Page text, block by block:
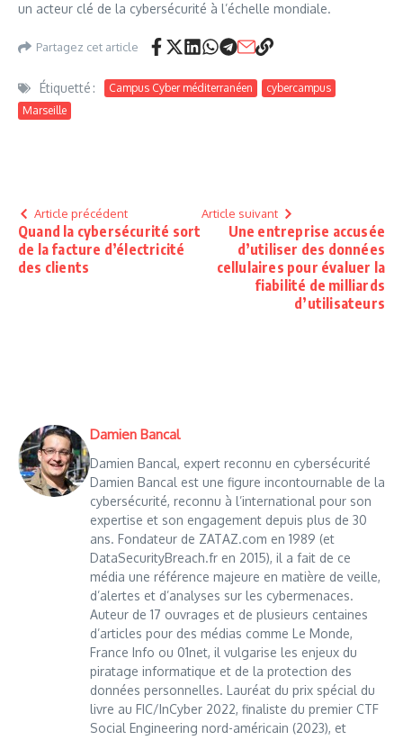
un acteur clé de la cybersécurité à l’échelle mondiale.
Partagez cet article
Étiquetté : Campus Cyber méditerranéen
cybercampus
Marseille
Article précédent
Quand la cybersécurité sort
de la facture d’électricité
des clients
Article suivant
Une entreprise accusée
d’utiliser des données
cellulaires pour évaluer la
fiabilité de milliards
d’utilisateurs
Damien Bancal
Damien Bancal, expert reconnu en cybersécurité
Damien Bancal est une figure incontournable de la
cybersécurité, reconnu à l’international pour son
expertise et son engagement depuis plus de 30
ans. Fondateur de ZATAZ.com en 1989 (et
DataSecurityBreach.fr en 2015), il a fait de ce
média une référence majeure en matière de veille,
d’alertes et d’analyses sur les cybermenaces.
Auteur de 17 ouvrages et de plusieurs centaines
d’articles pour des médias comme Le Monde,
France Info ou 01net, il vulgarise les enjeux du
piratage informatique et de la protection des
données personnelles. Lauréat du prix spécial du
livre au FIC/InCyber 2022, finaliste du premier CTF
Social Engineering nord-américain (2023), et